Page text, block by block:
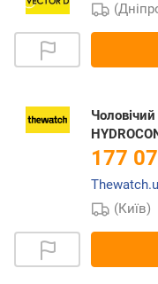
177
(Київ)